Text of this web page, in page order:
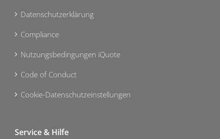
Datenschutzerklärung
Compliance
Nutzungsbedingungen iQuote
Code of Conduct
Cookie-Datenschutzeinstellungen
Service & Hilfe